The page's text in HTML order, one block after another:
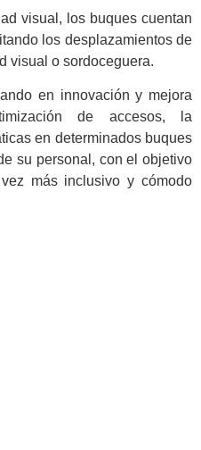
visual, los buques cuentan
los desplazamientos de
visual o sordoceguera.
en innovación y mejora
de accesos, la
en determinados buques
su personal, con el objetivo
más inclusivo y cómodo